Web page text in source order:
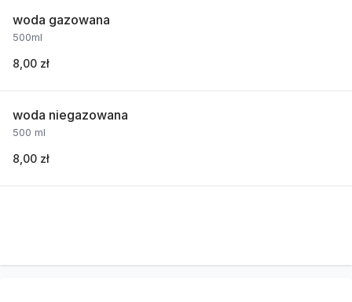
woda gazowana
500ml
8,00 zł
woda niegazowana
500 ml
8,00 zł